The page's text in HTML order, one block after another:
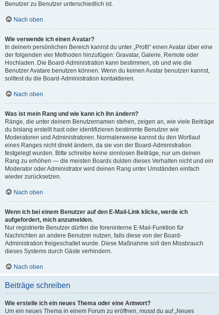
Benutzer zu Benutzer unterschiedlich ist.
Nach oben
Wie verwende ich einen Avatar?
In deinem persönlichen Bereich kannst du unter „Profil“ einen Avatar über eine
der folgenden vier Methoden hinzufügen: Gravatar, Galerie, Remote oder
Hochladen. Die Board-Administration kann bestimmen, ob und wie die
Benutzer Avatare benutzen können. Wenn du keinen Avatar benutzen kannst,
solltest du die Board-Administration kontaktieren.
Nach oben
Was ist mein Rang und wie kann ich ihn ändern?
Ränge, die unter deinem Benutzernamen stehen, zeigen an, wie viele Beiträge
du bislang erstellt hast oder identifizieren bestimmte Benutzer wie
Moderatoren und Administratoren. Normalerweise kannst du den Wortlaut
eines Ranges nicht direkt ändern, da sie von der Board-Administration
festgelegt wurden. Bitte schreibe keine sinnlosen Beiträge, nur um deinen
Rang zu erhöhen — die meisten Boards dulden dieses Verhalten nicht und ein
Moderator oder Administrator wird deinen Rang unter Umständen einfach
wieder zurücksetzen.
Nach oben
Wenn ich bei einem Benutzer auf den E-Mail-Link klicke, werde ich
aufgefordert, mich anzumelden.
Nur registrierte Benutzer dürfen die foreninterne E-Mail-Funktion für
Nachrichten an andere Benutzer nutzen, falls diese von der Board-
Administration freigeschaltet wurde. Diese Maßnahme soll den Missbrauch
dieses Systems durch Gäste verhindern.
Nach oben
Beiträge schreiben
Wie erstelle ich ein neues Thema oder eine Antwort?
Um ein neues Thema in einem Forum zu eröffnen, musst du auf „Neues